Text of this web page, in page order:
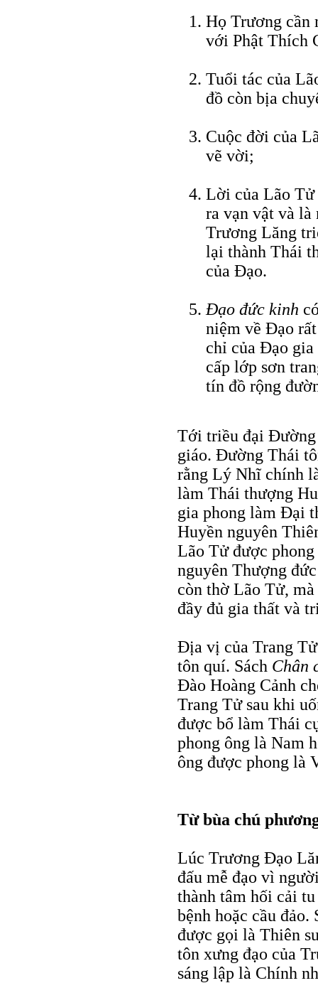
Họ Trương cần
với Phật Thích
Tuổi tác của
đồ còn bịa
Cuộc đời của
vẽ vời;
Lời của Lão Tử
ra vạn vật và là
Trương Lăng
lại thành Thái
của Ðạo.
Ðạo đức kinh
niệm về Ðạo
chỉ của Ðạo
cấp lớp sơn
tín đồ rộng
Tới triều đại Ðường
giáo. Ðường Thái
rằng Lý Nhĩ chính
làm Thái thượng
gia phong làm Ðại
Huyền nguyên
Lão Tử được
nguyên Thượng
còn thờ Lão Tử,
đầy đủ gia thất và
Ðịa vị của Trang
tôn quí. Sách Chân
Ðào Hoàng Cảnh
Trang Tử sau khi
được bổ làm Thái
phong ông là Nam
ông được phong là
Từ bùa chú
Lúc Trương Ðạo
đấu mễ đạo vì
thành tâm hối cải
bệnh hoặc cầu
được gọi là Thiên
tôn xưng đạo của
sáng lập là Chính